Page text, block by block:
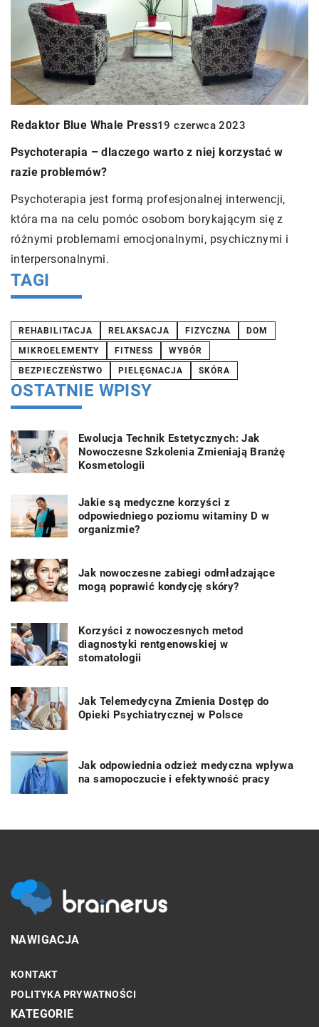
Redaktor Blue Whale Press19 czerwca 2023
Psychoterapia – dlaczego warto z niej korzystać w
razie problemów?
Psychoterapia jest formą profesjonalnej interwencji,
która ma na celu pomóc osobom borykającym się z
różnymi problemami emocjonalnymi, psychicznymi i
interpersonalnymi.
TAGI
REHABILITACJA RELAKSACJA FIZYCZNA
DOM
MIKROELEMENTY
FITNESS
WYBÓR
BEZPIECZEŃSTWO
PIELĘGNACJA SKÓRA
OSTATNIE WPISY
Ewolucja Technik Estetycznych: Jak
Nowoczesne Szkolenia Zmieniają Branżę
Kosmetologii
Jakie są medyczne korzyści z
odpowiedniego poziomu witaminy D w
organizmie?
Jak nowoczesne zabiegi odmładzające
mogą poprawić kondycję skóry?
Korzyści z nowoczesnych metod
diagnostyki rentgenowskiej w
stomatologii
Jak Telemedycyna Zmienia Dostęp do
Opieki Psychiatrycznej w Polsce
Jak odpowiednia odzież medyczna wpływa
na samopoczucie i efektywność pracy
NAWIGACJA
KONTAKT
POLITYKA PRYWATNOŚCI
KATEGORIE